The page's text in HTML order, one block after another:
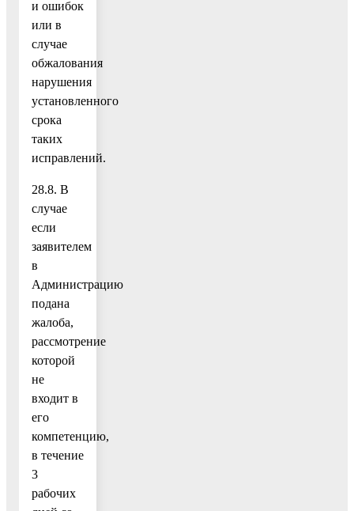
и ошибок
или в
случае
обжалования
нарушения
установленного
срока
таких
исправлений.
28.8. В
случае
если
заявителем
в
Администрацию
подана
жалоба,
рассмотрение
которой
не
входит в
его
компетенцию,
в течение
3
рабочих